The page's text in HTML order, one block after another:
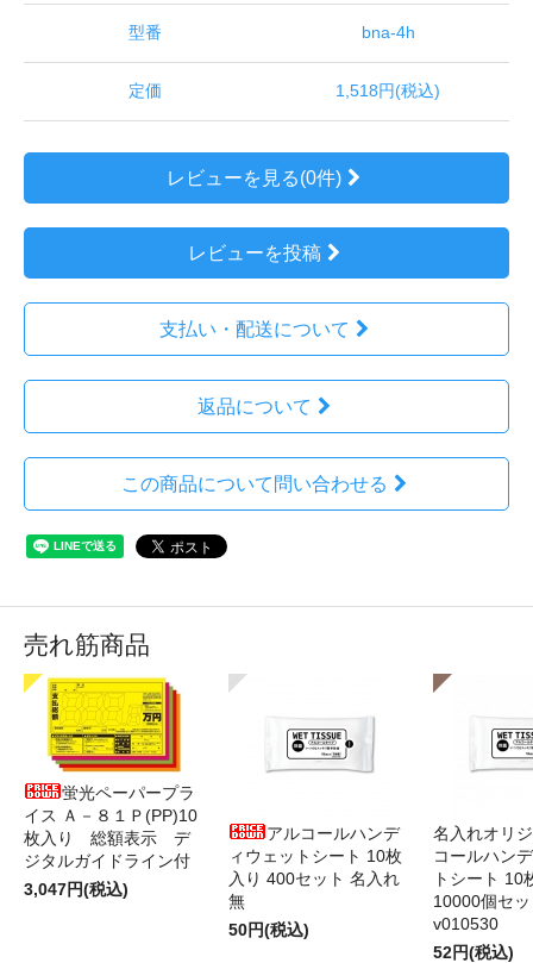
型番 bna-4h
定価 1,518円(税込)
レビューを見る(0件)
レビューを投稿
支払い・配送について
返品について
この商品について問い合わせる
売れ筋商品
蛍光ペーパープラ
イス Ａ－８１Ｐ(PP)10
枚入り 総額表示 デ
ジタルガイドライン付
3,047円(税込)
アルコールハンデ
ィウェットシート 10枚
入り 400セット 名入れ
無
50円(税込)
名入れオリ
コールハン
トシート 10
10000個セ
v010530
52円(税込)